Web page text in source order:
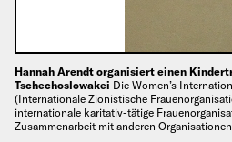
Hannah Arendt organisiert einen
Tschechoslowakei Die Women’s
(Internationale Zionistische
internationale karitativ-tätige
Zusammenarbeit mit anderen